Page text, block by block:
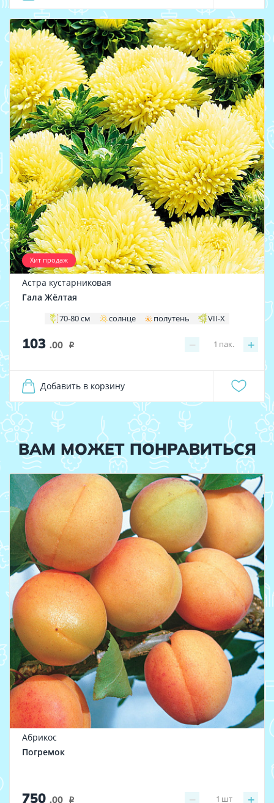
Хит продаж
Астра кустарниковая
Гала Жёлтая
70-80 см солнце полутень VII-X
103 .00 i − +
1 пак.
Добавить в корзину
ВАМ МОЖЕТ ПОНРАВИТЬСЯ
Абрикос
Погремок
750 .00 i − +
1 шт